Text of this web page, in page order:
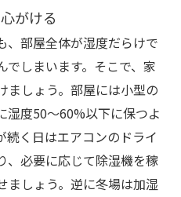
がける
、部屋全体が湿度だらけで
でしまいます。そこで、家
ましょう。部屋には小型の
湿度50～60%以下に保つよ
続く日はエアコンのドライ
、必要に応じて除湿機を稼
ましょう。逆に冬場は加湿